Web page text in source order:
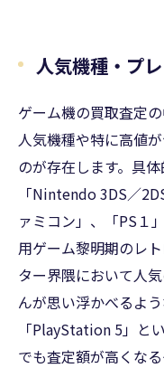
人気機種・プ
ゲーム機の買取査定
人気機種や特に高値
のが存在します。具
「Nintendo 3DS／
ァミコン」、「PS１
用ゲーム黎明期のレ
ター界隈において人
んが思い浮かべるよ
「PlayStation 5」と
でも査定額が高くな